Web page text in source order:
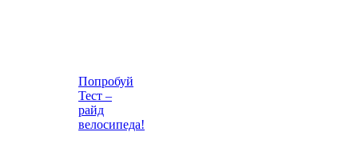
Попробуй
Тест –
райд
велосипеда!